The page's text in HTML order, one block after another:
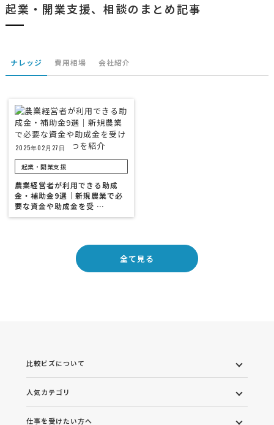
起業・開業支援、相談のまとめ記事
ナレッジ 費用相場 会社紹介
2025年02月27日
起業・開業支援
農業経営者が利用できる助成
金・補助金9選｜新規農業で必
要な資金や助成金を受 …
全て見る
比較ビズについて
人気カテゴリ
仕事を受けたい方へ